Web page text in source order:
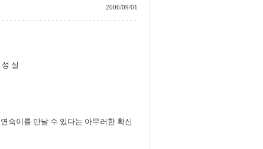
2006/09/01
숙이를 만날 수 있다는 아무러한 확신